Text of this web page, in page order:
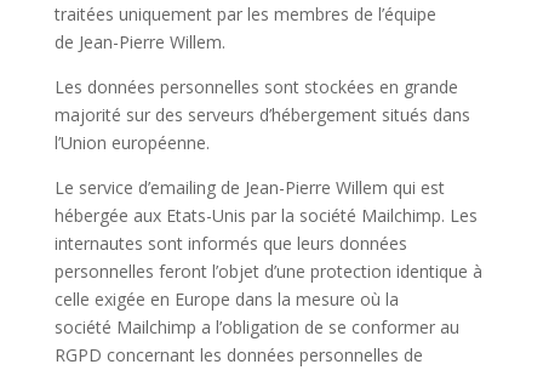
traitées uniquement par les membres de l’équipe
de Jean-Pierre Willem.
Les données personnelles sont stockées en grande
majorité sur des serveurs d’hébergement situés dans
l’Union européenne.
Le service d’emailing de Jean-Pierre Willem qui est
hébergée aux Etats-Unis par la société Mailchimp. Les
internautes sont informés que leurs données
personnelles feront l’objet d’une protection identique à
celle exigée en Europe dans la mesure où la
société Mailchimp a l’obligation de se conformer au
RGPD concernant les données personnelles de